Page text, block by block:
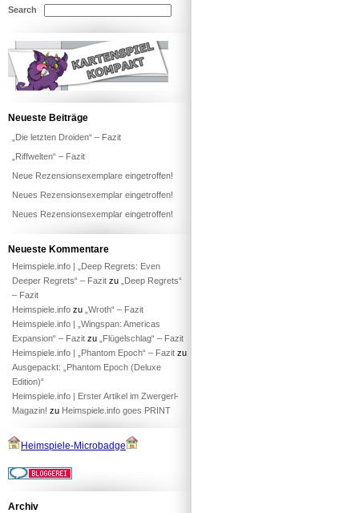
Search
Neueste Beiträge
„Die letzten Droiden“ – Fazit
„Riffwelten“ – Fazit
Neue Rezensionsexemplare eingetroffen!
Neues Rezensionsexemplar eingetroffen!
Neues Rezensionsexemplar eingetroffen!
Neueste Kommentare
Heimspiele.info | „Deep Regrets: Even
Deeper Regrets“ – Fazit zu
„Deep Regrets“
– Fazit
Heimspiele.info zu „Wroth“ – Fazit
Heimspiele.info | „Wingspan: Americas
Expansion“ – Fazit zu
„Flügelschlag“ – Fazit
Heimspiele.info | „Phantom Epoch“ – Fazit zu
Ausgepackt: „Phantom Epoch (Deluxe
Edition)“
Heimspiele.info | Erster Artikel im Zwergerl-
Magazin! zu Heimspiele.info goes PRINT
Heimspiele-Microbadge
Archiv